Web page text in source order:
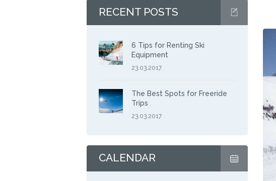
RECENT POSTS
6 Tips for Renting Ski
Equipment
23.03.2017
The Best Spots for Freeride
Trips
23.03.2017
CALENDAR